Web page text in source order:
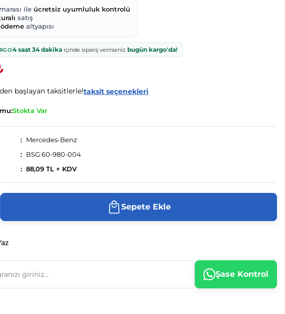
ile ücretsiz uyumluluk kontrolü
satış
altyapısı
4 saat 34 dakikaiçinde sipariş verirseniz bugün kargo'da!
den başlayan taksitlerle!taksit seçenekleri
Stokta Var
Mercedes-Benz
BSG 60-980-004
88,09 TL + KDV
Sepete Ekle
Şase Kontrol